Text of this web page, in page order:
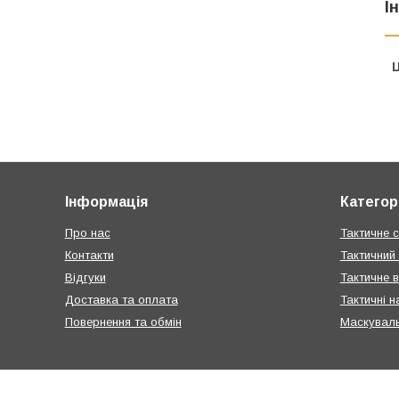
Інформація
Про нас
Контакти
Відгуки
Доставка та оплата
Повернення та обмін
Тактичне
Тактичний
Тактичне
Тактичні